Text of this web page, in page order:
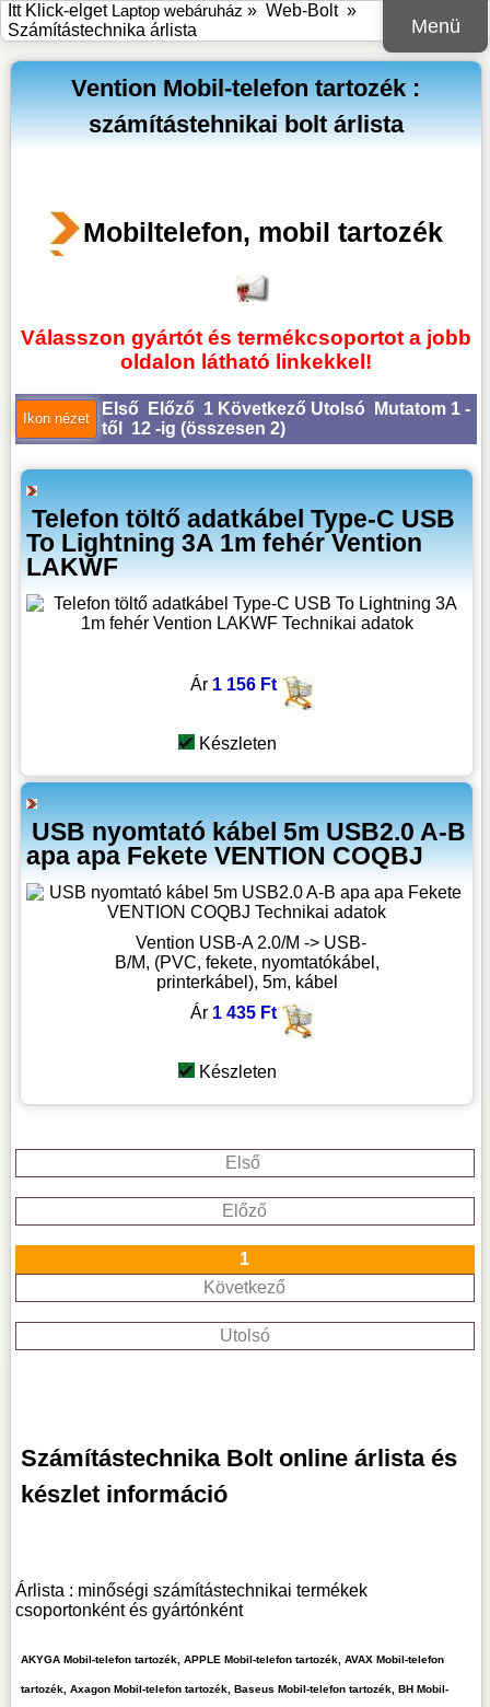
Menü
Itt Klick-elget Laptop webáruház » Web-Bolt»
Számítástechnika árlista
Vention Mobil-telefon tartozék :
számítástehnikai bolt árlista
Mobiltelefon, mobil tartozék
Válasszon gyártót és termékcsoportot a jobb
oldalon látható linkekkel!
Első Előző 1 Következő Utolsó Mutatom 1 -
től 12 -ig (összesen 2)
Telefon töltő adatkábel Type-C USB
To Lightning 3A 1m fehér Vention
LAKWF
Ár 1 156 Ft
Készleten
USB nyomtató kábel 5m USB2.0 A-B
apa apa Fekete VENTION COQBJ
Vention USB-A 2.0/M -> USB-
B/M, (PVC, fekete, nyomtatókábel,
printerkábel), 5m, kábel
Ár 1 435 Ft
Készleten
Első
Előző
1
Következő
Utolsó
Számítástechnika Bolt online árlista és
készlet információ
Árlista : minőségi számítástechnikai termékek
csoportonként és gyártónként
AKYGA Mobil-telefon tartozék, APPLE Mobil-telefon tartozék, AVAX Mobil-telefon
tartozék, Axagon Mobil-telefon tartozék, Baseus Mobil-telefon tartozék, BH Mobil-